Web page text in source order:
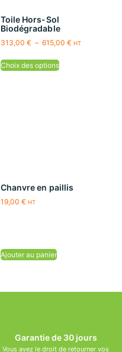
Toile Hors-Sol
Biodégradable
313,00 € – 615,00 € HT
Choix des options
Chanvre en paillis
19,00 € HT
Ajouter au panier
Garantie de 30 jours
Vous avez le droit de retourner vos